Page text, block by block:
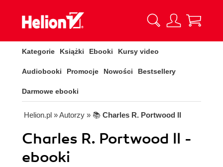
Kategorie Książki Ebooki Kursy video
Audiobooki Promocje Nowości Bestsellery
Darmowe ebooki
Helion.pl » Autorzy » 📚 Charles R. Portwood ll
Charles R. Portwood ll -
ebooki